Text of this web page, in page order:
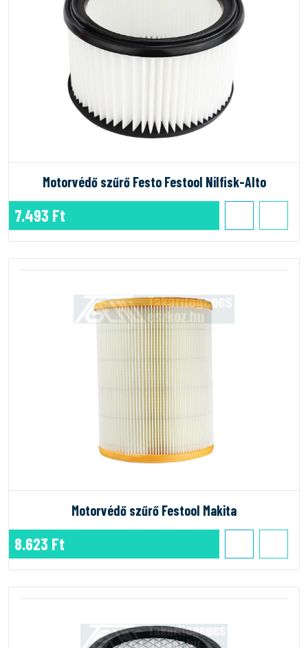
Motorvédő szűrő Festo Festool Nilfisk-Alto
7.493 Ft
Motorvédő szűrő Festool Makita
8.623 Ft